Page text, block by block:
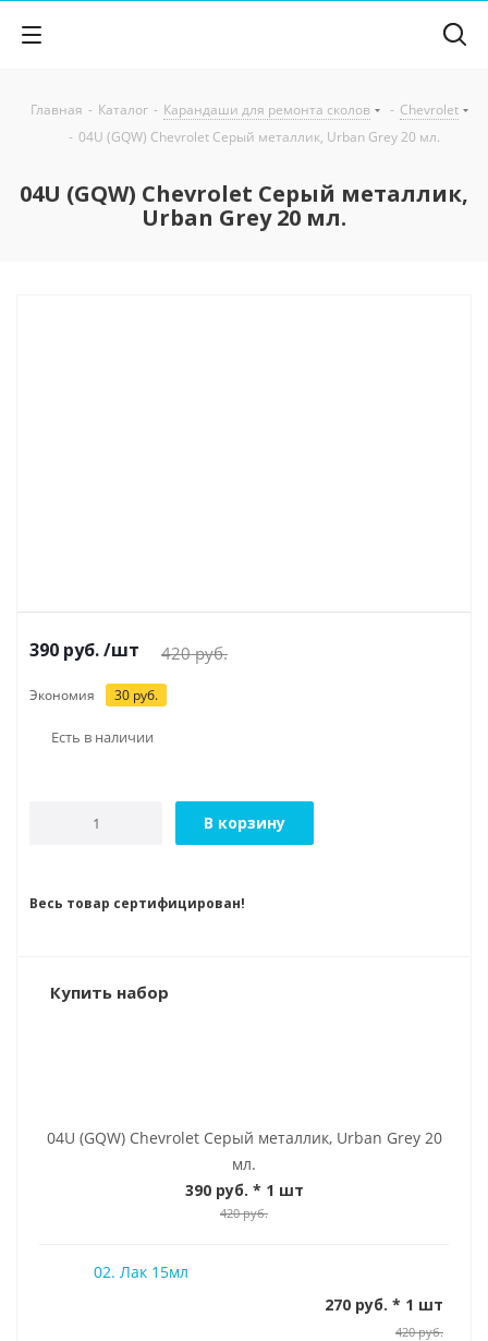
Главная - Каталог - Карандаши для ремонта сколов - Chevrolet
- 04U (GQW) Chevrolet Серый металлик, Urban Grey 20 мл.
04U (GQW) Chevrolet Серый металлик,
Urban Grey 20 мл.
390 руб./шт 420руб.
Экономия 30 руб.
Есть в наличии
В корзину
Весь товар сертифицирован!
Купить набор
04U (GQW) Chevrolet Серый металлик, Urban Grey 20
мл.
390 руб. * 1 шт
420 руб.
02. Лак 15мл
270 руб. * 1 шт
420 руб.